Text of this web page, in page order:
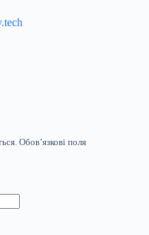
Обов’язкові поля